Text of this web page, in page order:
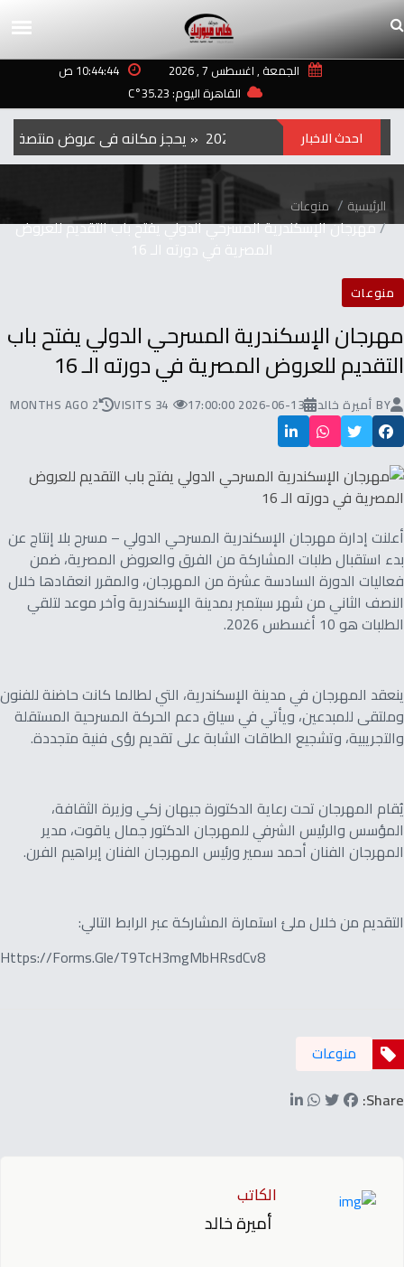
الجمعة , اغسطس 7 , 2026
10:44:44 ص
القاهرة اليوم: 35.23°C
الفيلم‭ ‬الكوري‭ ‬‮»‬Hope‮«‬‭ ‬يحجز‭ ‬مكانه‭ ‬في‭ ‬عروض‭ ‬منتصف‭ ‬الليل‭ ‬بمهرجان‭ ‬تورنتو ‭ ‬2026 احدث الاخبار
الرئيسية منوعات
مهرجان الإسكندرية المسرحي الدولي يفتح باب التقديم للعروض
المصرية في دورته الـ 16
منوعات
مهرجان الإسكندرية المسرحي الدولي يفتح باب
التقديم للعروض المصرية في دورته الـ 16
BY أميرة خالد 2026-06-13 17:00:00
34 VISITS
2 MONTHS AGO
أعلنت إدارة مهرجان الإسكندرية المسرحي الدولي – مسرح بلا إنتاج عن
بدء استقبال طلبات المشاركة من الفرق والعروض المصرية، ضمن
فعاليات الدورة السادسة عشرة من المهرجان، والمقرر انعقادها خلال
النصف الثاني من شهر سبتمبر بمدينة الإسكندرية وآخر موعد لتلقي
الطلبات هو 10 أغسطس 2026.
ينعقد المهرجان في مدينة الإسكندرية، التي لطالما كانت حاضنة للفنون
وملتقى للمبدعين، ويأتي في سياق دعم الحركة المسرحية المستقلة
والتجريبية، وتشجيع الطاقات الشابة على تقديم رؤى فنية متجددة.
يُقام المهرجان تحت رعاية الدكتورة جيهان زكي وزيرة الثقافة،
المؤسس والرئيس الشرفي للمهرجان الدكتور جمال ياقوت، مدير
المهرجان الفنان أحمد سمير ورئيس المهرجان الفنان إبراهيم الفرن.
التقديم من خلال ملئ استمارة المشاركة عبر الرابط التالي:
Https://forms.gle/T9TcH3mgMbHRsdCv8
منوعات
Share:
الكاتب
أميرة خالد